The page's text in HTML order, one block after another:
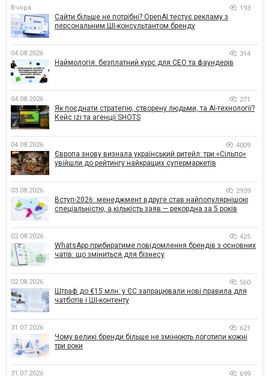
Вчора 193
Сайти більше не потрібні? OpenAI тестує рекламу з
персональним ШІ-консультантом бренду
04.08.2026 314
Наймологія: безплатний курс для CEO та фаундерів
04.08.2026 271
Як поєднати стратегію, створену людьми, та AI-технології?
Кейс izi та агенції SHOTS
04.08.2026 4009
Європа знову визнала український ритейл: три «Сільпо»
увійшли до рейтингу найкращих супермаркетів
03.08.2026 2939
Вступ-2026: менеджмент вдруге став найпопулярнішою
спеціальністю, а кількість заяв — рекордна за 5 років
02.08.2026 425
WhatsApp прибиратиме повідомлення брендів з основних
чатів: що зміниться для бізнесу
02.08.2026 560
Штраф до €15 млн: у ЄС запрацювали нові правила для
чатботів і ШІ-контенту
31.07.2026 621
Чому великі бренди більше не змінюють логотипи кожні
три роки
31.07.2026 699